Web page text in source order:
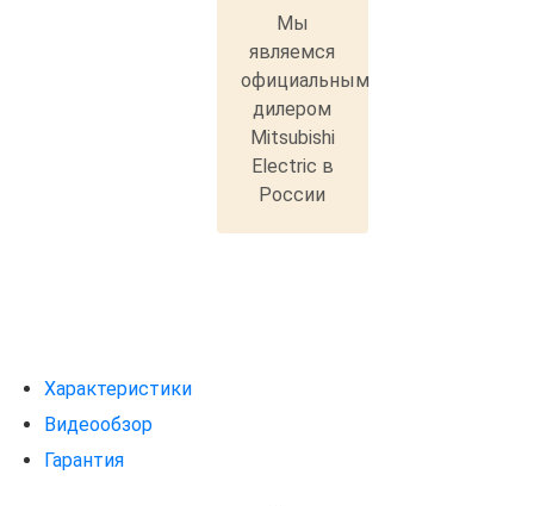
Мы
являемся
официальным
дилером
Mitsubishi
Electric в
России
Характеристики
Видеообзор
Гарантия